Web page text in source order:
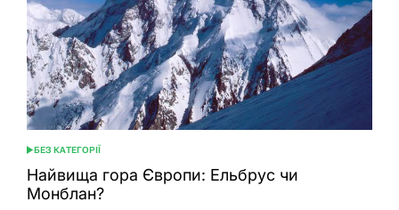
ОПУБЛІКУВАТИ
У
БЕЗ КАТЕГОРІЇ
Найвища гора Європи: Ельбрус чи
Монблан?